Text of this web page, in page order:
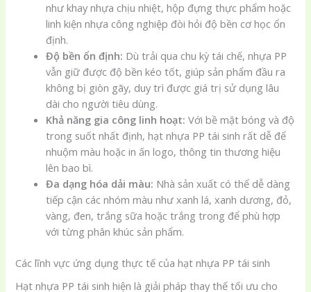
như khay nhựa chịu nhiệt, hộp đựng thực phẩm hoặc
linh kiện nhựa công nghiệp đòi hỏi độ bền cơ học ổn
định.
Độ bền ổn định: Dù trải qua chu kỳ tái chế, nhựa PP
vẫn giữ được độ bền kéo tốt, giúp sản phẩm đầu ra
không bị giòn gãy, duy trì được giá trị sử dụng lâu
dài cho người tiêu dùng.
Khả năng gia công linh hoạt: Với bề mặt bóng và độ
trong suốt nhất định, hạt nhựa PP tái sinh rất dễ để
nhuộm màu hoặc in ấn logo, thông tin thương hiệu
lên bao bì.
Đa dạng hóa dải màu: Nhà sản xuất có thể dễ dàng
tiếp cận các nhóm màu như xanh lá, xanh dương, đỏ,
vàng, đen, trắng sữa hoặc trắng trong để phù hợp
với từng phân khúc sản phẩm.
Các lĩnh vực ứng dụng thực tế của hạt nhựa PP tái sinh
Hạt nhựa PP tái sinh hiện là giải pháp thay thế tối ưu cho